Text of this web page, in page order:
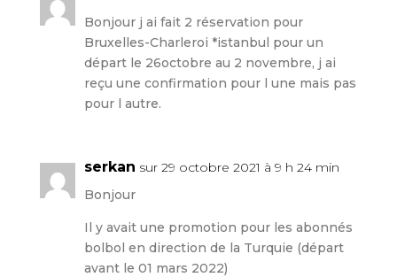
Bonjour j ai fait 2 réservation pour
Bruxelles-Charleroi *istanbul pour un
départ le 26octobre au 2 novembre, j ai
reçu une confirmation pour l une mais pas
pour l autre.
serkan sur 29 octobre 2021 à 9 h 24 min
Bonjour
Il y avait une promotion pour les abonnés
bolbol en direction de la Turquie (départ
avant le 01 mars 2022)